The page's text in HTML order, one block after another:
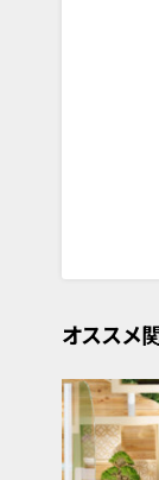
オススメ